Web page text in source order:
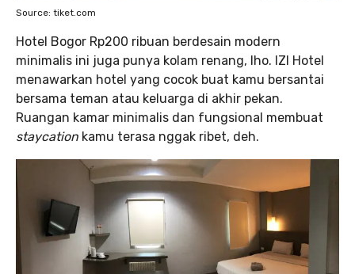
Source: tiket.com
Hotel Bogor Rp200 ribuan berdesain modern
minimalis ini juga punya kolam renang, lho. IZI Hotel
menawarkan hotel yang cocok buat kamu bersantai
bersama teman atau keluarga di akhir pekan.
Ruangan kamar minimalis dan fungsional membuat
staycation kamu terasa nggak ribet, deh.